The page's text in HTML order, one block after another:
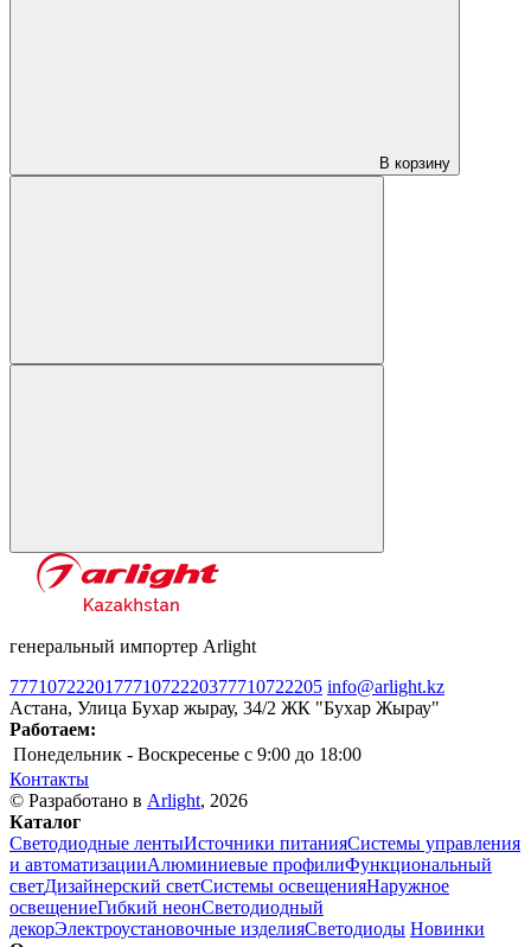
В корзину
генеральный импортер Arlight
77710722201 7771072220377710722205 info@arlight.kz
Астана, Улица Бухар жырау, 34/2 ЖК "Бухар Жырау"
Работаем:
Понедельник - Воскресенье c 9:00 до 18:00
Контакты
© Разработано в Arlight, 2026
Каталог
Светодиодные лентыИсточники питанияСистемы управления
и автоматизацииАлюминиевые профилиФункциональный
светДизайнерский светСистемы освещенияНаружное
освещениеГибкий неонСветодиодный
декорЭлектроустановочные изделияСветодиоды Новинки